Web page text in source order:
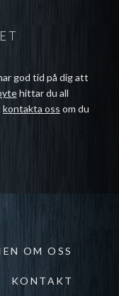
god tid på dig att
hittar du all
kontakta oss om du
OM OSS
KONTAKT